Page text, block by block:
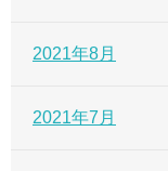
2021年8月
2021年7月